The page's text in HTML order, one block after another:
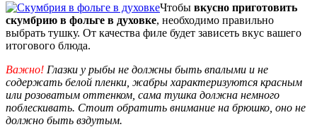
Чтобы вкусно приготовить
скумбрию в фольге в духовке, необходимо правильно
выбрать тушку. От качества филе будет зависеть вкус вашего
итогового блюда.
Важно! Глазки у рыбы не должны быть впалыми и не
содержать белой пленки, жабры характеризуются красным
или розоватым оттенком, сама тушка должна немного
поблескивать. Стоит обратить внимание на брюшко, оно не
должно быть вздутым.